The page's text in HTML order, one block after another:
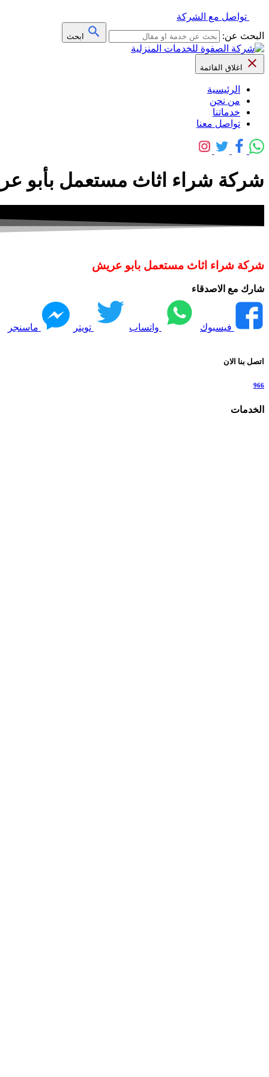
تواصل مع الشركة
البحث عن:
ابحث
اغلاق القائمة
الرئيسية
من نحن
خدماتنا
تواصل معنا
شركة شراء اثاث مستعمل بأبو عريش – للايجار واتس
شركة شراء اثاث مستعمل بابو عريش
شارك مع الاصدقاء
فيسبوك واتساب تويتر ماسنجر
اتصل بنا الان
966
الخدمات